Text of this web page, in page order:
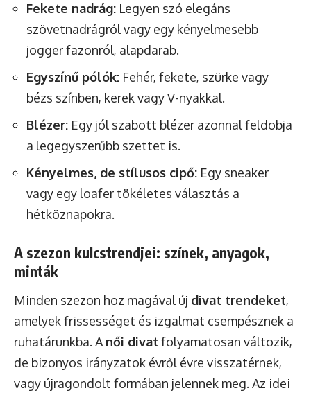
Fekete nadrág: Legyen szó elegáns
szövetnadrágról vagy egy kényelmesebb
jogger fazonról, alapdarab.
Egyszínű pólók: Fehér, fekete, szürke vagy
bézs színben, kerek vagy V-nyakkal.
Blézer: Egy jól szabott blézer azonnal feldobja
a legegyszerűbb szettet is.
Kényelmes, de stílusos cipő: Egy sneaker
vagy egy loafer tökéletes választás a
hétköznapokra.
A szezon kulcstrendjei: színek, anyagok,
minták
Minden szezon hoz magával új divat trendeket,
amelyek frissességet és izgalmat csempésznek a
ruhatárunkba. A női divat folyamatosan változik,
de bizonyos irányzatok évről évre visszatérnek,
vagy újragondolt formában jelennek meg. Az idei